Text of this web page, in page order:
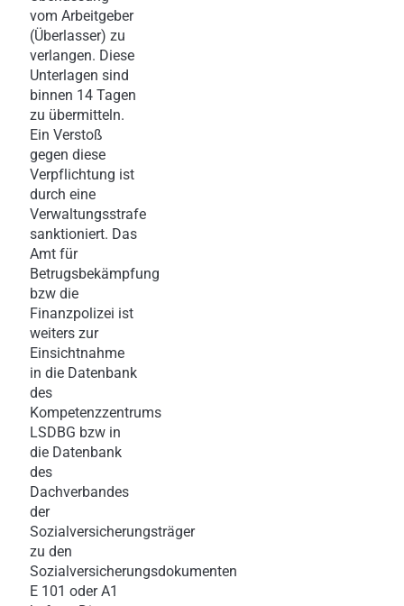
vom Arbeitgeber
(Überlasser) zu
verlangen. Diese
Unterlagen sind
binnen 14 Tagen
zu übermitteln.
Ein Verstoß
gegen diese
Verpflichtung ist
durch eine
Verwaltungsstrafe
sanktioniert. Das
Amt für
Betrugsbekämpfung
bzw die
Finanzpolizei ist
weiters zur
Einsichtnahme
in die Datenbank
des
Kompetenzzentrums
LSDBG bzw in
die Datenbank
des
Dachverbandes
der
Sozialversicherungsträger
zu den
Sozialversicherungsdokumenten
E 101 oder A1